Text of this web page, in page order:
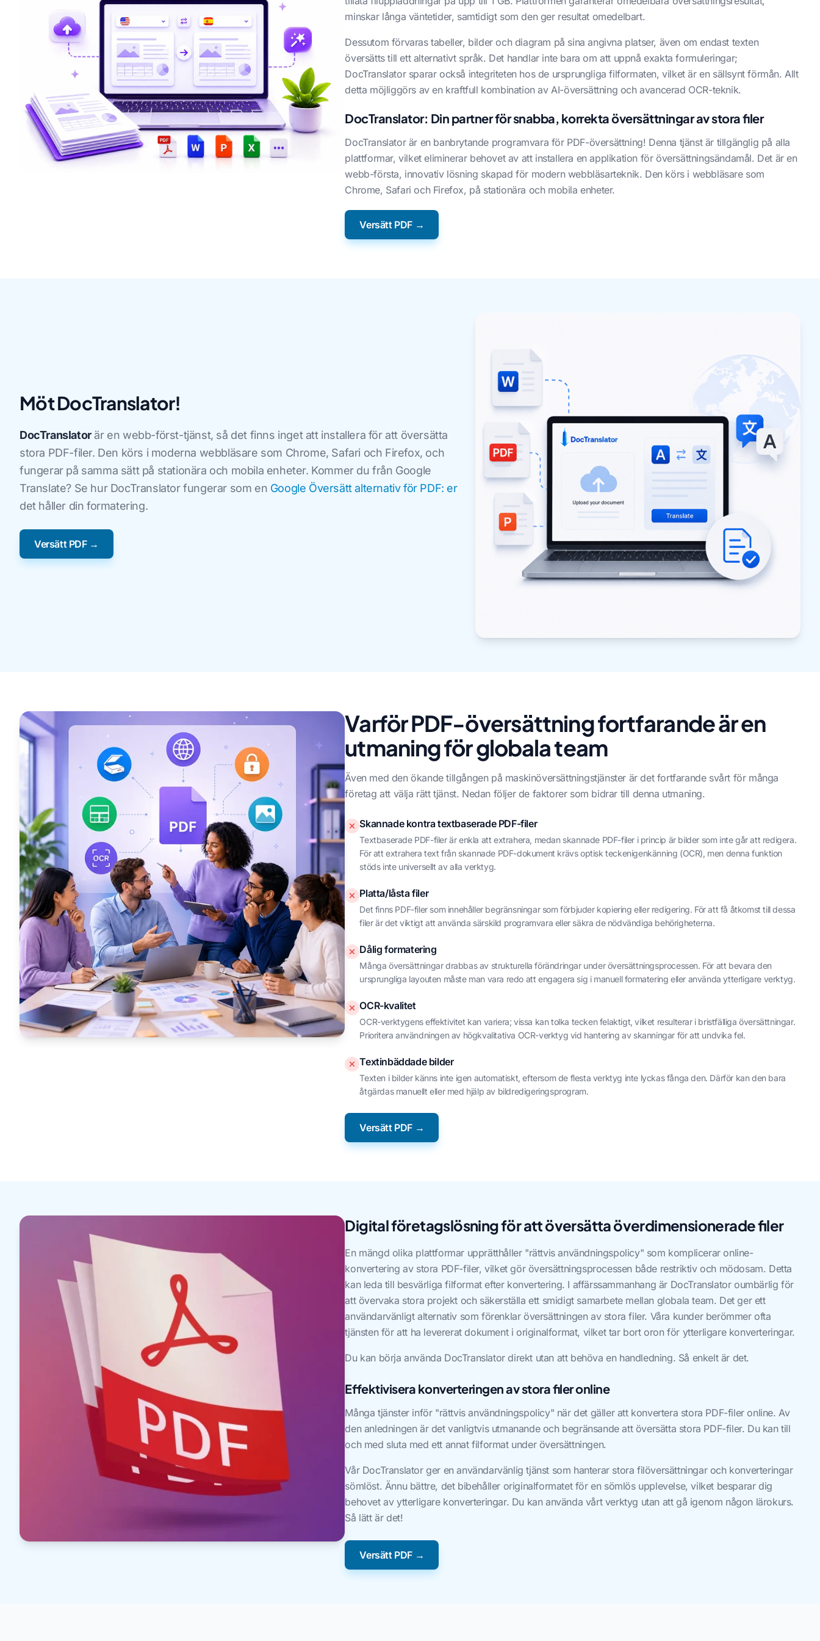
minskar långa väntetider, samtidigt som den ger resultat omedelbart.
Dessutom förvaras tabeller, bilder och diagram på sina angivna platser, även om endast texten
översätts till ett alternativt språk. Det handlar inte bara om att uppnå exakta formuleringar;
DocTranslator sparar också integriteten hos de ursprungliga filformaten, vilket är en sällsynt förmån. Allt
detta möjliggörs av en kraftfull kombination av AI-översättning och avancerad OCR-teknik.
DocTranslator: Din partner för snabba, korrekta översättningar av stora filer
DocTranslator är en banbrytande programvara för PDF-översättning! Denna tjänst är tillgänglig på alla
plattformar, vilket eliminerar behovet av att installera en applikation för översättningsändamål. Det är en
webb-första, innovativ lösning skapad för modern webbläsarteknik. Den körs i webbläsare som
Chrome, Safari och Firefox, på stationära och mobila enheter.
Versätt PDF →
Möt DocTranslator!
DocTranslatorär en webb-först-tjänst, så det finns inget att installera för att översätta
stora PDF-filer. Den körs i moderna webbläsare som Chrome, Safari och Firefox, och
fungerar på samma sätt på stationära och mobila enheter. Kommer du från Google
Translate? Se hur DocTranslator fungerar som en Google Översätt alternativ för PDF: er
det håller din formatering.
Versätt PDF →
Varför PDF-översättning fortfarande är en
utmaning för globala team
Även med den ökande tillgången på maskinöversättningstjänster är det fortfarande svårt för många
företag att välja rätt tjänst. Nedan följer de faktorer som bidrar till denna utmaning.
Skannade kontra textbaserade PDF-filer
Textbaserade PDF-filer är enkla att extrahera, medan skannade PDF-filer i princip är bilder som inte går att redigera.
För att extrahera text från skannade PDF-dokument krävs optisk teckenigenkänning (OCR), men denna funktion
stöds inte universellt av alla verktyg.
Platta/låsta filer
Det finns PDF-filer som innehåller begränsningar som förbjuder kopiering eller redigering. För att få åtkomst till dessa
filer är det viktigt att använda särskild programvara eller säkra de nödvändiga behörigheterna.
Dålig formatering
Många översättningar drabbas av strukturella förändringar under översättningsprocessen. För att bevara den
ursprungliga layouten måste man vara redo att engagera sig i manuell formatering eller använda ytterligare verktyg.
OCR-kvalitet
OCR-verktygens effektivitet kan variera; vissa kan tolka tecken felaktigt, vilket resulterar i bristfälliga översättningar.
Prioritera användningen av högkvalitativa OCR-verktyg vid hantering av skanningar för att undvika fel.
Textinbäddade bilder
Texten i bilder känns inte igen automatiskt, eftersom de flesta verktyg inte lyckas fånga den. Därför kan den bara
åtgärdas manuellt eller med hjälp av bildredigeringsprogram.
Versätt PDF →
Digital företagslösning för att översätta överdimensionerade filer
En mängd olika plattformar upprätthåller "rättvis användningspolicy" som komplicerar online-
konvertering av stora PDF-filer, vilket gör översättningsprocessen både restriktiv och mödosam. Detta
kan leda till besvärliga filformat efter konvertering. I affärssammanhang är DocTranslator oumbärlig för
att övervaka stora projekt och säkerställa ett smidigt samarbete mellan globala team. Det ger ett
användarvänligt alternativ som förenklar översättningen av stora filer. Våra kunder berömmer ofta
tjänsten för att ha levererat dokument i originalformat, vilket tar bort oron för ytterligare konverteringar.
Du kan börja använda DocTranslator direkt utan att behöva en handledning. Så enkelt är det.
Effektivisera konverteringen av stora filer online
Många tjänster inför "rättvis användningspolicy" när det gäller att konvertera stora PDF-filer online. Av
den anledningen är det vanligtvis utmanande och begränsande att översätta stora PDF-filer. Du kan till
och med sluta med ett annat filformat under översättningen.
Vår DocTranslator ger en användarvänlig tjänst som hanterar stora filöversättningar och konverteringar
sömlöst. Ännu bättre, det bibehåller originalformatet för en sömlös upplevelse, vilket besparar dig
behovet av ytterligare konverteringar. Du kan använda vårt verktyg utan att gå igenom någon lärokurs.
Så lätt är det!
Versätt PDF →